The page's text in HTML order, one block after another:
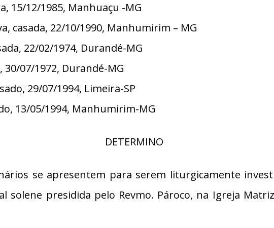
15/12/1985, Manhuaçu -MG
casada, 22/10/1990, Manhumirim – MG
22/02/1974, Durandé-MG
30/07/1972, Durandé-MG
29/07/1994, Limeira-SP
13/05/1994, Manhumirim-MG
DETERMINO
se apresentem para serem liturgicamente
solene presidida pelo Revmo. Pároco, na Igreja